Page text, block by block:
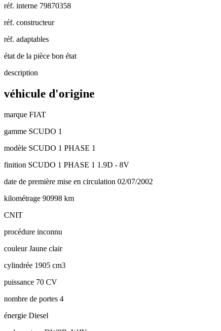
réf. interne 79870358
réf. constructeur
réf. adaptables
état de la pièce bon état
description
véhicule d'origine
marque FIAT
gamme SCUDO 1
modèle SCUDO 1 PHASE 1
finition SCUDO 1 PHASE 1 1.9D - 8V
date de première mise en circulation 02/07/2002
kilométrage 90998 km
CNIT
procédure inconnu
couleurJaune clair
cylindrée 1905 cm3
puissance 70 CV
nombre de portes 4
énergie Diesel